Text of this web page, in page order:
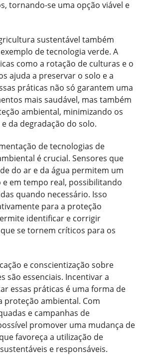
tornando-se uma opção viável e
sustentável também
de tecnologia verde. A
como a rotação de culturas e o
ajuda a preservar o solo e a
práticas não só garantem uma
mais saudável, mas também
ambiental, minimizando os
da degradação do solo.
de tecnologias de
é crucial. Sensores que
do ar e da água permitem um
em tempo real, possibilitando
quando necessário. Isso
para a proteção
identificar e corrigir
se tornem críticos para os
e conscientização sobre
são essenciais. Incentivar a
essas práticas é uma forma de
proteção ambiental. Com
e campanhas de
promover uma mudança de
favoreça a utilização de
e responsáveis.